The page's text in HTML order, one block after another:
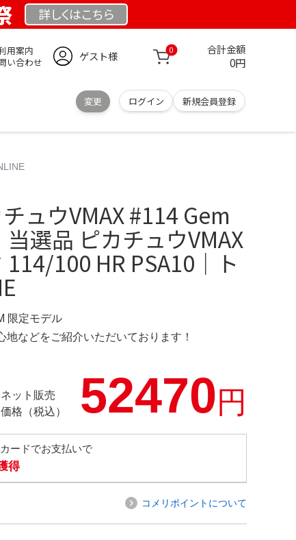
詳しくはこちら
用案内
い合わせ
ゲスト様 0 合計金額
0円
変更 ログイン 新規会員登録
ュウVMAX #114 Gem
選品 ピカチュウVMAX
100 HR PSA10｜ト
限定モデル
などをご紹介いただいております！
ネット販売
価格（税込）
52470円
ードでお支払いで
得
コメリポイントについて